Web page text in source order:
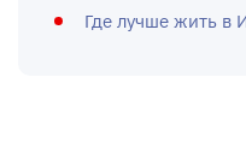
Где лучше жить в